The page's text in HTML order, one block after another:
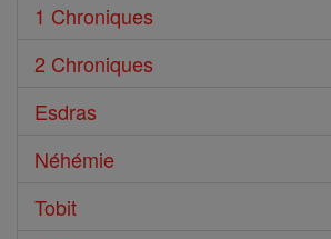
1 Chroniques
2 Chroniques
Esdras
Néhémie
Tobit